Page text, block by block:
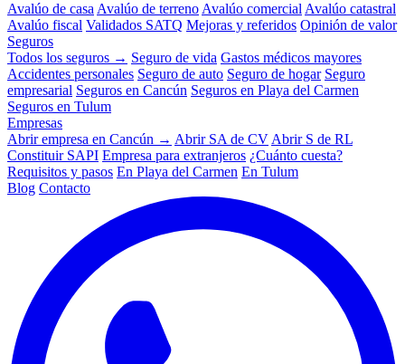
Avalúo de casa Avalúo de terreno Avalúo comercial Avalúo catastral
Avalúo fiscal Validados SATQ Mejoras y referidos Opinión de valor
Seguros
Todos los seguros → Seguro de vida Gastos médicos mayores
Accidentes personales Seguro de auto Seguro de hogar Seguro
empresarial Seguros en Cancún Seguros en Playa del Carmen
Seguros en Tulum
Empresas
Abrir empresa en Cancún → Abrir SA de CV Abrir S de RL
Constituir SAPI Empresa para extranjeros ¿Cuánto cuesta?
Requisitos y pasos En Playa del Carmen En Tulum
Blog Contacto